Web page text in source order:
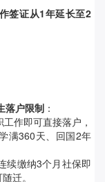
签证从1年延长至2
落户限制 ：
作即可直接落户，
满360天、回国2年
续缴纳3个月社保即
迁。